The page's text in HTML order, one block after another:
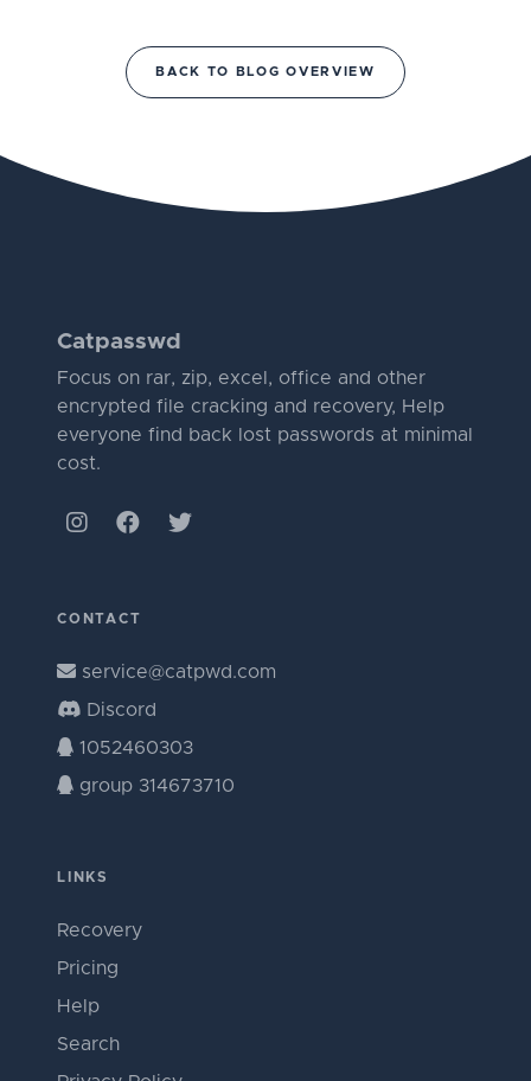
BACK TO BLOG OVERVIEW
Catpasswd
Focus on rar, zip, excel, office and other
encrypted file cracking and recovery, Help
everyone find back lost passwords at minimal
cost.
CONTACT
service@catpwd.com
Discord
1052460303
group 314673710
LINKS
Recovery
Pricing
Help
Search